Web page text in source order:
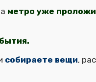
метро уже
собираете вещи,